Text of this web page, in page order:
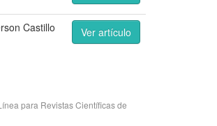
Castillo Ver artículo
para Revistas Científicas de